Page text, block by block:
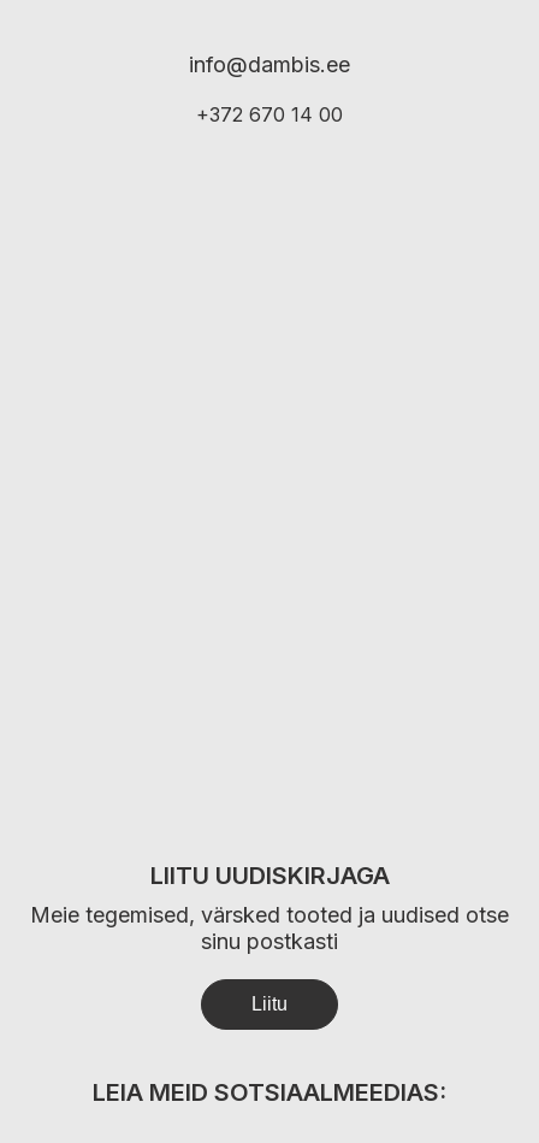
info@dambis.ee
+372 670 14 00
LIITU UUDISKIRJAGA
Meie tegemised, värsked tooted ja uudised otse
sinu postkasti
LEIA MEID SOTSIAALMEEDIAS: